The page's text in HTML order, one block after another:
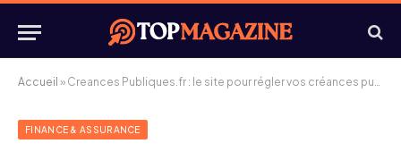
Accueil » Creances Publiques.fr : le site pour régler vos créances publiques en ligne
FINANCE & ASSURANCE